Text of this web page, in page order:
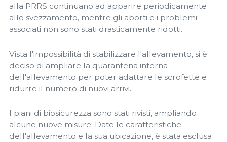
alla PRRS continuano ad apparire periodicamente
allo svezzamento, mentre gli aborti e i problemi
associati non sono stati drasticamente ridotti.
Vista l'impossibilità di stabilizzare l'allevamento, si è
deciso di ampliare la quarantena interna
dell'allevamento per poter adattare le scrofette e
ridurre il numero di nuovi arrivi.
I piani di biosicurezza sono stati rivisti, ampliando
alcune nuove misure. Date le caratteristiche
dell'allevamento e la sua ubicazione, è stata esclusa